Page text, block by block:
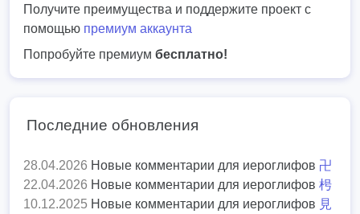
Получите преимущества и поддержите проект с
помощью премиум аккаунта
Попробуйте премиум бесплатно!
Последние обновления
28.04.2026 Новые комментарии для иероглифов 卍
22.04.2026 Новые комментарии для иероглифов 枵
10.12.2025 Новые комментарии для иероглифов 見